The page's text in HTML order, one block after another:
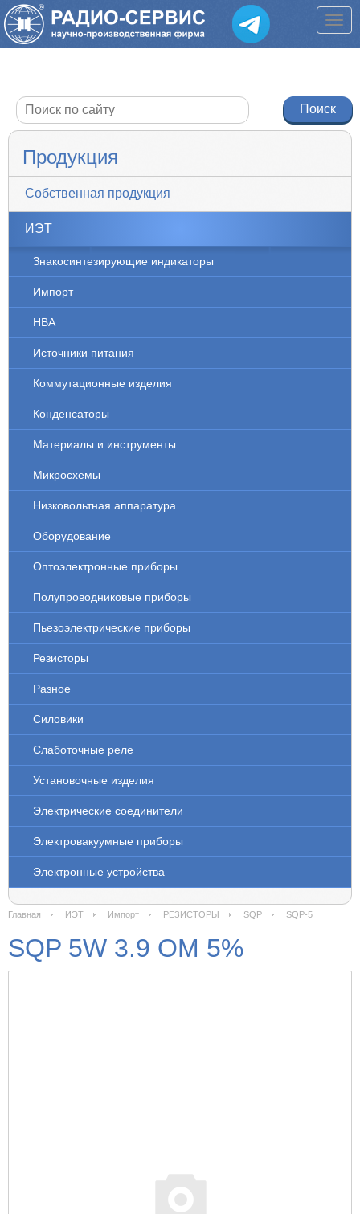
Продукция
Собственная продукция
ИЭТ
Знакосинтезирующие индикаторы
Импорт
НВА
Источники питания
Коммутационные изделия
Конденсаторы
Материалы и инструменты
Микросхемы
Низковольтная аппаратура
Оборудование
Оптоэлектронные приборы
Полупроводниковые приборы
Пьезоэлектрические приборы
Резисторы
Разное
Силовики
Слаботочные реле
Установочные изделия
Электрические соединители
Электровакуумные приборы
Электронные устройства
Главная ИЭТ Импорт РЕЗИСТОРЫ SQP SQP-5
SQP 5W 3.9 OM 5%